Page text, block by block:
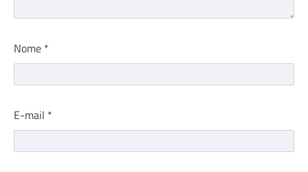
Nome *
E-mail *